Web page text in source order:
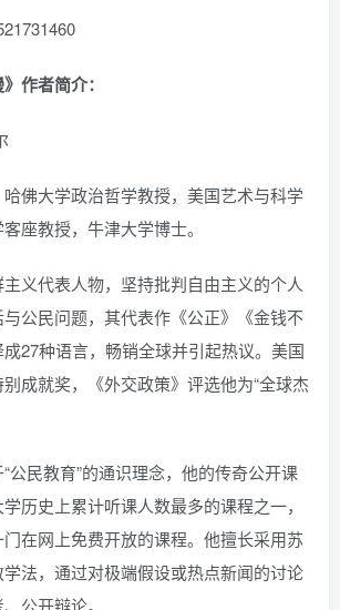
作者简介：
佛大学政治哲学教授，美国艺术与科学
座教授，牛津大学博士。
义代表人物，坚持批判自由主义的个人
公民问题，其代表作《公正》《金钱不
27种语言，畅销全球并引起热议。美国
成就奖，《外交政策》评选他为“全球杰
公民教育”的通识理念，他的传奇公开课
学历史上累计听课人数最多的课程之一，
在网上免费开放的课程。他擅长采用苏
法，通过对极端假设或热点新闻的讨论
公开辩论。